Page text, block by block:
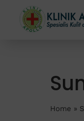
content
Home »